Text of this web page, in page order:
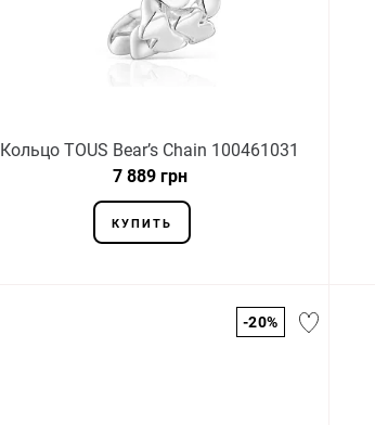
Кольцо TOUS Bear’s Chain 100461031
7 889 грн
КУПИТЬ
-20%